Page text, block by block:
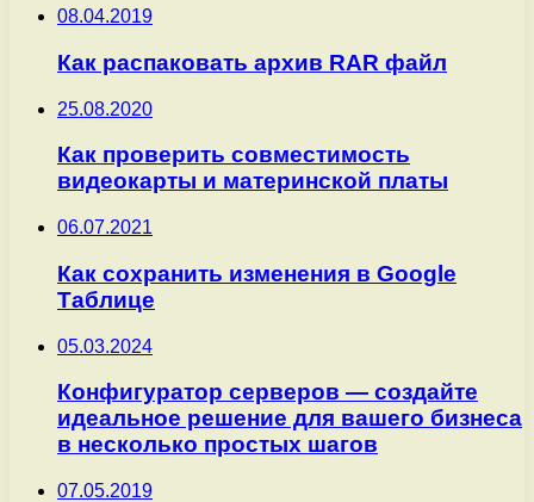
08.04.2019
Как распаковать архив RAR файл
25.08.2020
Как проверить совместимость
видеокарты и материнской платы
06.07.2021
Как сохранить изменения в Google
Таблице
05.03.2024
Конфигуратор серверов — создайте
идеальное решение для вашего бизнеса
в несколько простых шагов
07.05.2019